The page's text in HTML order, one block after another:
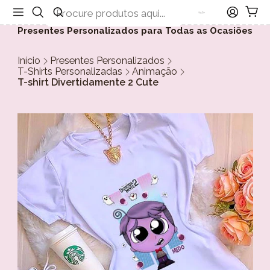
Presentes Personalizados para Todas as Ocasiões
Início
Presentes Personalizados
T-Shirts Personalizadas
Animação
T-shirt Divertidamente 2 Cute